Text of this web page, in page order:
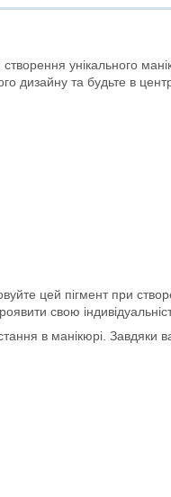
унікального
дизайну та будьте в
цей пігмент при
свою
в манікюрі.